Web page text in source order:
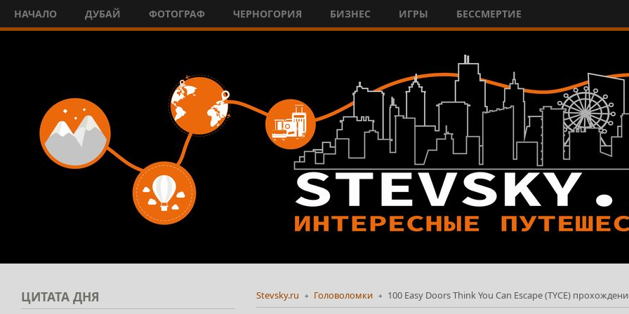
НАЧАЛО ДУБАЙ ФОТОГРАФ ЧЕРНОГОРИЯ БИЗНЕС ИГРЫ БЕССМЕРТИЕ
Stevsky.ru Головоломки 100 Easy Doors Think You Can Escape (TYCE)
ЦИТАТА ДНЯ